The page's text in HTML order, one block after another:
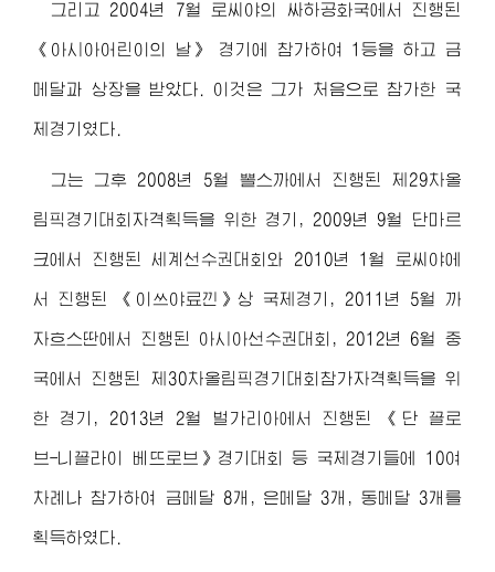
그리고 2004년 7월 로씨야의 싸하공화국에서 진행된
《아시아어린이의 날》 경기에 참가하여 1등을 하고 금
메달과 상장을 받았다. 이것은 그가 처음으로 참가한 국
제경기였다.
그는 그후 2008년 5월 뽈스까에서 진행된 제29차올
림픽경기대회자격획득을 위한 경기, 2009년 9월 단마르
크에서 진행된 세계선수권대회와 2010년 1월 로씨야에
서 진행된 《이쓰야료낀》상 국제경기, 2011년 5월 까
자흐스딴에서 진행된 아시아선수권대회, 2012년 6월 중
국에서 진행된 제30차올림픽경기대회참가자격획득을 위
한 경기, 2013년 2월 벌가리아에서 진행된 《단 꼴로
브-니꼴라이 베뜨로브》경기대회 등 국제경기들에 10여
차례나 참가하여 금메달 8개, 은메달 3개, 동메달 3개를
획득하였다.